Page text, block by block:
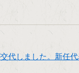
代しました。新任代